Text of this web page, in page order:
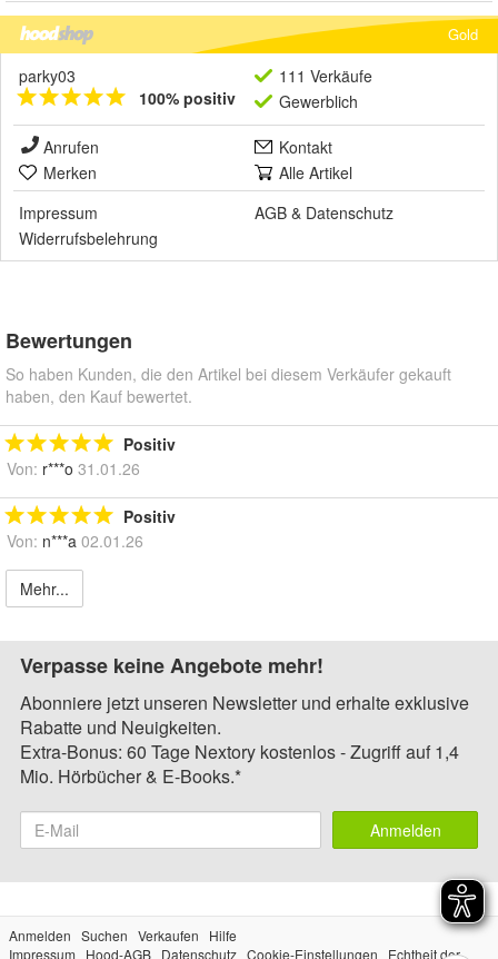
Gold
parky03
100% positiv
111 Verkäufe
Gewerblich
Anrufen
Kontakt
Merken
Alle Artikel
Impressum
AGB & Datenschutz
Widerrufsbelehrung
Bewertungen
So haben Kunden, die den Artikel bei diesem Verkäufer gekauft
haben, den Kauf bewertet.
Positiv
Von: r***o 31.01.26
Positiv
Von: n***a 02.01.26
Mehr...
Verpasse keine Angebote mehr!
Abonniere jetzt unseren Newsletter und erhalte exklusive
Rabatte und Neuigkeiten.
Extra-Bonus: 60 Tage Nextory kostenlos - Zugriff auf 1,4
Mio. Hörbücher & E-Books.*
Anmelden
Anmelden Suchen Verkaufen
Hilfe
Impressum
Hood-AGB Datenschutz Cookie-Einstellungen Echtheit der